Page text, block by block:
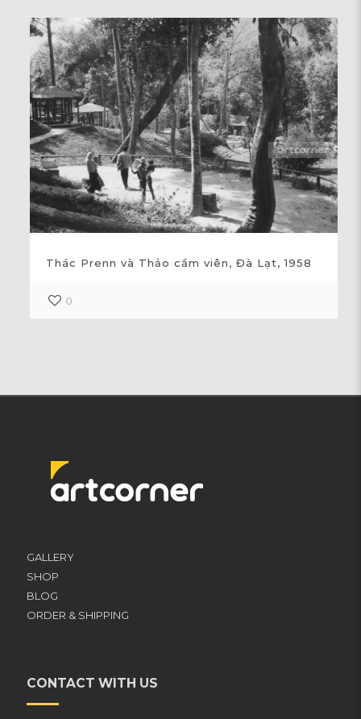
Thác Prenn và Thảo cầm viên, Đà Lạt, 1958
0
GALLERY
SHOP
BLOG
ORDER & SHIPPING
CONTACT WITH US